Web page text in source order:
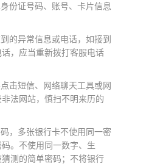
份证号码、账号、卡片信息
的异常信息或电话，如接到
，应当重新拨打客服电话
击短信、网络聊天工具或网
法网站，慎扫不明来历的
，多张银行卡不使用同一密
。不使用同一数字、生
测的简单密码；不将银行